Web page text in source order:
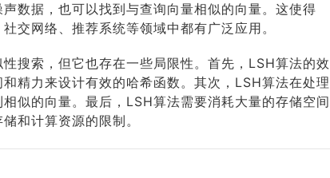
数据，也可以找到与查询向量相似的向量。这使得
交网络、推荐系统等领域中都有广泛应用。
搜索，但它也存在一些局限性。首先，LSH算法的效
精力来设计有效的哈希函数。其次，LSH算法在处理
似的向量。最后，LSH算法需要消耗大量的存储空间
和计算资源的限制。